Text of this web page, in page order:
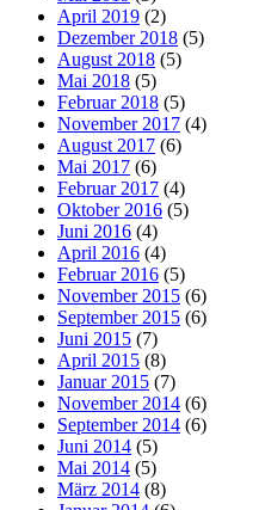
April 2019 (2)
Dezember 2018 (5)
August 2018 (5)
Mai 2018 (5)
Februar 2018 (5)
November 2017 (4)
August 2017 (6)
Mai 2017 (6)
Februar 2017 (4)
Oktober 2016 (5)
Juni 2016 (4)
April 2016 (4)
Februar 2016 (5)
November 2015 (6)
September 2015 (6)
Juni 2015 (7)
April 2015 (8)
Januar 2015 (7)
November 2014 (6)
September 2014 (6)
Juni 2014 (5)
Mai 2014 (5)
März 2014 (8)